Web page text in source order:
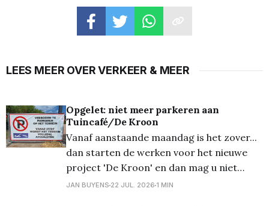
LEES MEER OVER VERKEER & MEER
Opgelet: niet meer parkeren aan
Tuincafé/De Kroon
Vanaf aanstaande maandag is het zover...
dan starten de werken voor het nieuwe
project 'De Kroon' en dan mag u niet
meer parkeren op deze (tijdelijke) gratis
JAN BUYENS 22 JUL. 2026 1 MIN